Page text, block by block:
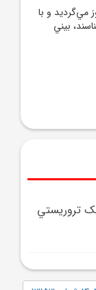
مي‌گرديد و با
بيني
تروريستي